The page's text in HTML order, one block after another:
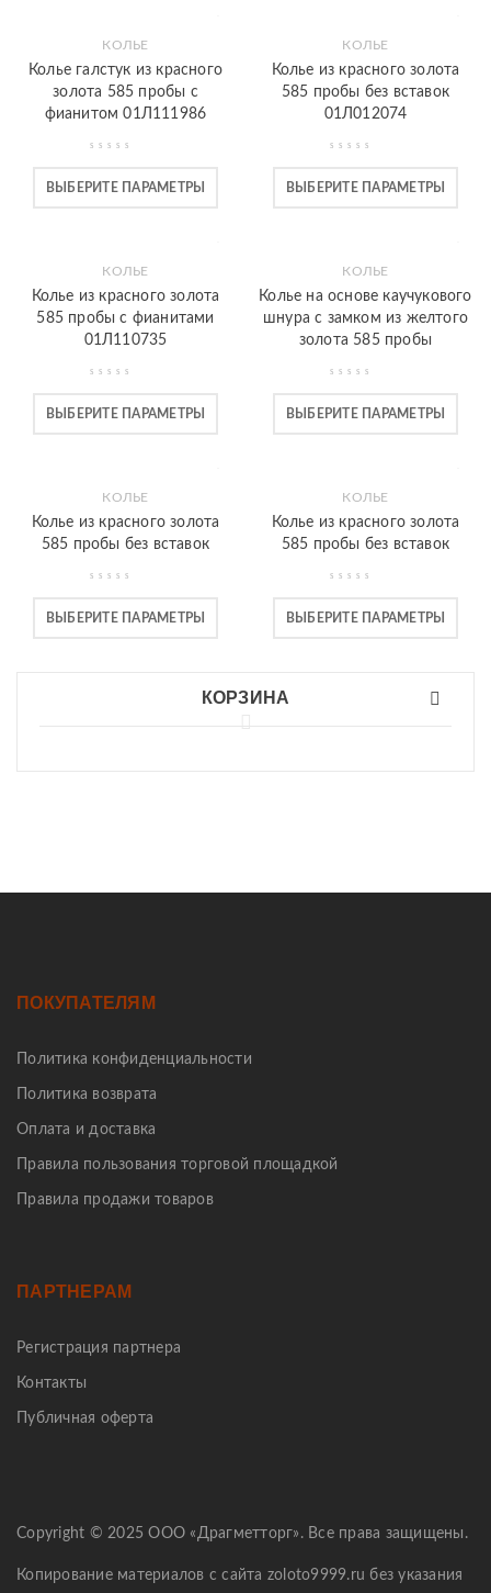
КОЛЬЕ
Колье галстук из красного
золота 585 пробы с
фианитом 01Л111986
ВЫБЕРИТЕ ПАРАМЕТРЫ
КОЛЬЕ
Колье из красного золота
585 пробы без вставок
01Л012074
ВЫБЕРИТЕ ПАРАМЕТРЫ
КОЛЬЕ
Колье из красного золота
585 пробы с фианитами
01Л110735
ВЫБЕРИТЕ ПАРАМЕТРЫ
КОЛЬЕ
Колье на основе каучукового
шнура с замком из желтого
золота 585 пробы
ВЫБЕРИТЕ ПАРАМЕТРЫ
КОЛЬЕ
Колье из красного золота
585 пробы без вставок
ВЫБЕРИТЕ ПАРАМЕТРЫ
КОЛЬЕ
Колье из красного золота
585 пробы без вставок
ВЫБЕРИТЕ ПАРАМЕТРЫ
КОРЗИНА
ПОКУПАТЕЛЯМ
Политика конфиденциальности
Политика возврата
Оплата и доставка
Правила пользования торговой площадкой
Правила продажи товаров
ПАРТНЕРАМ
Регистрация партнера
Контакты
Публичная оферта
Copyright © 2025 ООО «Драгметторг». Все права защищены.
Копирование материалов с сайта zoloto9999.ru без указания